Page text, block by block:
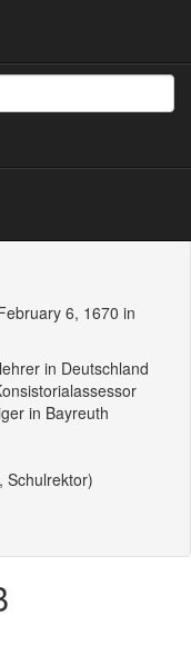
6, 1670 in
in Deutschland
in Bayreuth
Schulrektor)